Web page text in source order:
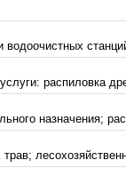
водоочистных
распиловка
назначения;